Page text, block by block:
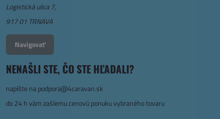
Logistická ulica 7,
917 01 TRNAVA
Navigovať
NENAŠLI STE, ČO STE HĽADALI?
napíšte napodpora@4caravan.sk
do 24 h vám zašlemu cenovú ponuku vybraného tovaru